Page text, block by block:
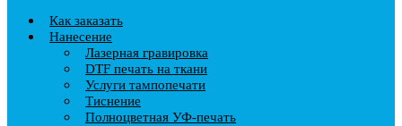
Как заказать
Нанесение
Лазерная гравировка
DTF печать на ткани
Услуги тампопечати
Тиснение
Полноцветная УФ-печать